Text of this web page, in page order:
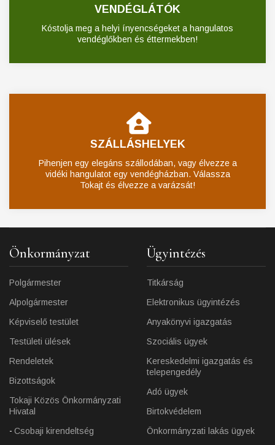
VENDÉGLÁTÓK
Kóstolja meg a helyi ínyencségeket a hangulatos
vendéglőkben és éttermekben!
SZÁLLÁSHELYEK
Pihenjen egy elegáns szállodában, vagy élvezze a
vidéki hangulatot egy vendégházban. Válassza
Tokajt és élvezze a varázsát!
Önkormányzat
Polgármester
Alpolgármester
Képviselő testület
Testületi ülések
Rendeletek
Bizottságok
Tokaji Közös Önkormányzati
Hivatal
Csobaji kirendeltség
Ügyintézés
Titkárság
Elektronikus ügyintézés
Anyakönyvi igazgatás
Szociális ügyek
Kereskedelmi igazgatás és
telepengedély
Adó ügyek
Birtokvédelem
Önkormányzati lakás ügyek